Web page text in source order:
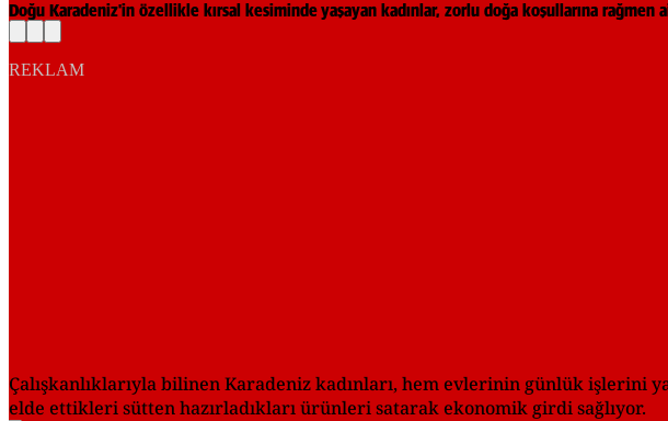
Doğu Karadeniz'in özellikle kırsal kesiminde yaşayan kadınlar, zorlu doğa koşullarına rağmen
REKLAM
Çalışkanlıklarıyla bilinen Karadeniz kadınları, hem evlerinin günlük
elde ettikleri sütten hazırladıkları ürünleri satarak ekonomik girdi sağlıyor.